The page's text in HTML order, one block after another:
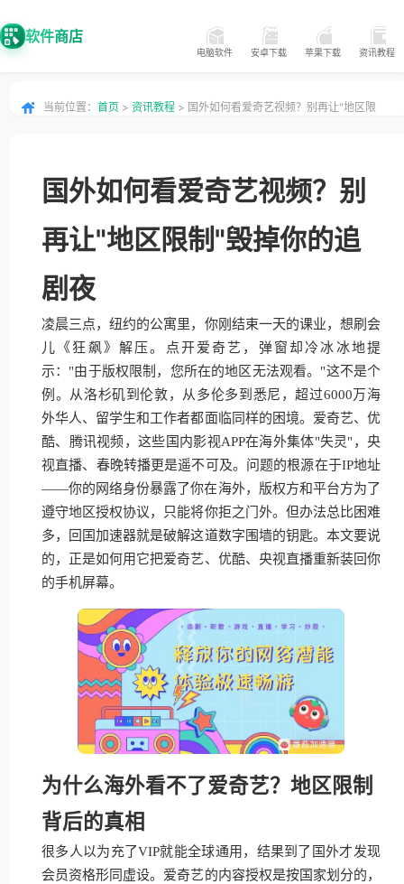
软件商店
电脑软件 安卓下载 苹果下载 资讯教程
当前位置： 首页 > 资讯教程 > 国外如何看爱奇艺视频？别再让"地区限
国外如何看爱奇艺视频？别
再让"地区限制"毁掉你的追
剧夜
凌晨三点，纽约的公寓里，你刚结束一天的课业，想刷会
儿《狂飙》解压。点开爱奇艺，弹窗却冷冰冰地提
示："由于版权限制，您所在的地区无法观看。"这不是个
例。从洛杉矶到伦敦，从多伦多到悉尼，超过6000万海
外华人、留学生和工作者都面临同样的困境。爱奇艺、优
酷、腾讯视频，这些国内影视APP在海外集体"失灵"，央
视直播、春晚转播更是遥不可及。问题的根源在于IP地址
——你的网络身份暴露了你在海外，版权方和平台方为了
遵守地区授权协议，只能将你拒之门外。但办法总比困难
多，回国加速器就是破解这道数字围墙的钥匙。本文要说
的，正是如何用它把爱奇艺、优酷、央视直播重新装回你
的手机屏幕。
为什么海外看不了爱奇艺？地区限制
背后的真相
很多人以为充了VIP就能全球通用，结果到了国外才发现
会员资格形同虚设。爱奇艺的内容授权是按国家划分的，